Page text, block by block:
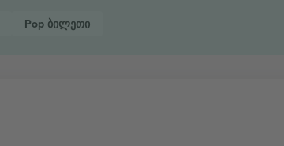
Pop ბილეთი